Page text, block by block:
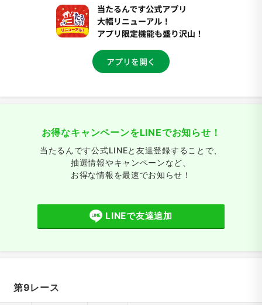
お得なキャンペーンをLINEでお知らせ！
当たるんです公式LINEと友達登録することで、
抽選情報やキャンペーンなど、
お得な情報を最速でお知らせ！
LINEで友達追加
第9レース